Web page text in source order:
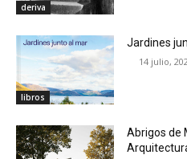
deriva
libros
Jardines
14 julio,
Abrigos de